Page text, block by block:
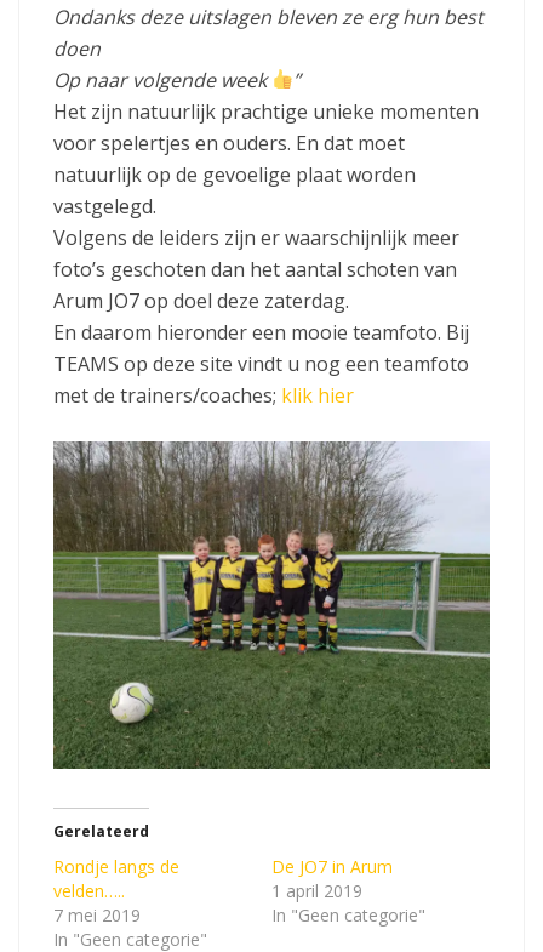
Ondanks deze uitslagen bleven ze erg hun best
doen
Op naar volgende week
”
Het zijn natuurlijk prachtige unieke momenten
voor spelertjes en ouders. En dat moet
natuurlijk op de gevoelige plaat worden
vastgelegd.
Volgens de leiders zijn er waarschijnlijk meer
foto’s geschoten dan het aantal schoten van
Arum JO7 op doel deze zaterdag.
En daarom hieronder een mooie teamfoto. Bij
TEAMS op deze site vindt u nog een teamfoto
met de trainers/coaches; klik hier
Gerelateerd
Rondje langs de
velden…..
7 mei 2019
In "Geen categorie"
De JO7 in Arum
1 april 2019
In "Geen categorie"